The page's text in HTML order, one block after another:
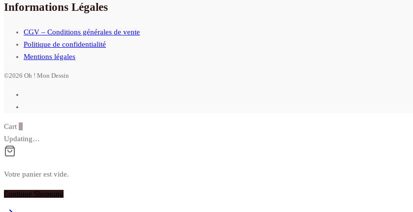
Informations Légales
CGV – Conditions générales de vente
Politique de confidentialité
Mentions légales
©2026 Oh ! Mon Dessin
Cart
Updating…
Votre panier est vide.
Continue Shopping